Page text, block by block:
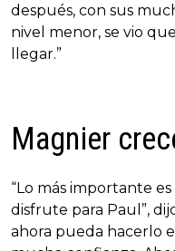
después, con sus
nivel menor, se vio
llegar.”
Magnier
“Lo más importante
disfrute para Paul”,
ahora pueda hacerlo